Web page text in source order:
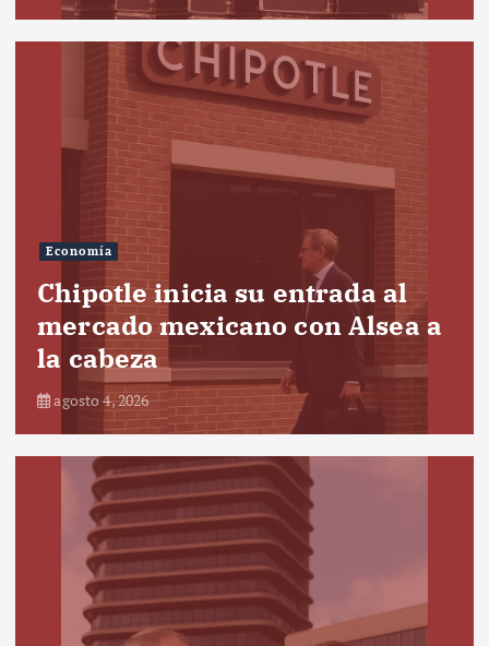
Economía
Chipotle inicia su entrada al
mercado mexicano con Alsea a
la cabeza
agosto 4, 2026